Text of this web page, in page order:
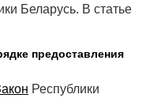
Беларусь. В статье
предоставления
Республики